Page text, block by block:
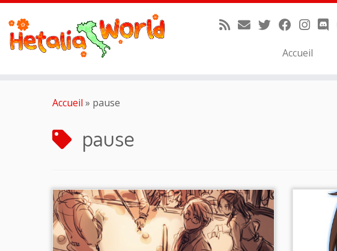
Accueil
Accueil » pause
pause